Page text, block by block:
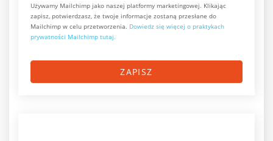
Używamy Mailchimp jako naszej platformy marketingowej. Klikając
zapisz, potwierdzasz, że twoje informacje zostaną przesłane do
Mailchimp w celu przetworzenia. Dowiedz się więcej o praktykach
prywatności Mailchimp tutaj.
ZAPISZ